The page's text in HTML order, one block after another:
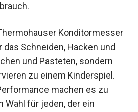
Konditormesser
Schneiden, Hacken und
und Pasteten, sondern
zu einem Kinderspiel.
machen es zu
Wahl für jeden, der ein